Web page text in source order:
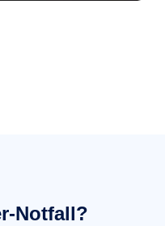
Notfall?